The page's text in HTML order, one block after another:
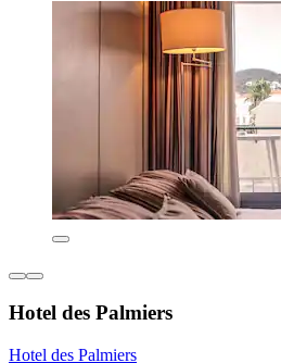
Hotel des Palmiers
Hotel des Palmiers